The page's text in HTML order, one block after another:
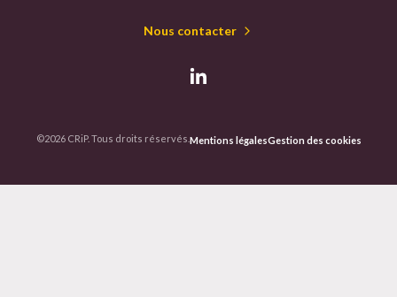
Nous contacter
©2026 CRiP. Tous droits réservés.Mentions légalesGestion des cookies